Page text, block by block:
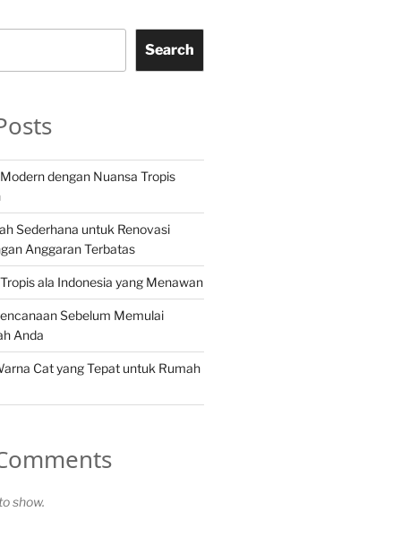
Search
dengan Nuansa Tropis
Sederhana untuk Renovasi
Anggaran Terbatas
ala Indonesia yang Menawan
Sebelum Memulai
Anda
Cat yang Tepat untuk Rumah
show.